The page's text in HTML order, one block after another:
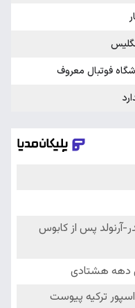
فوتبال معروف